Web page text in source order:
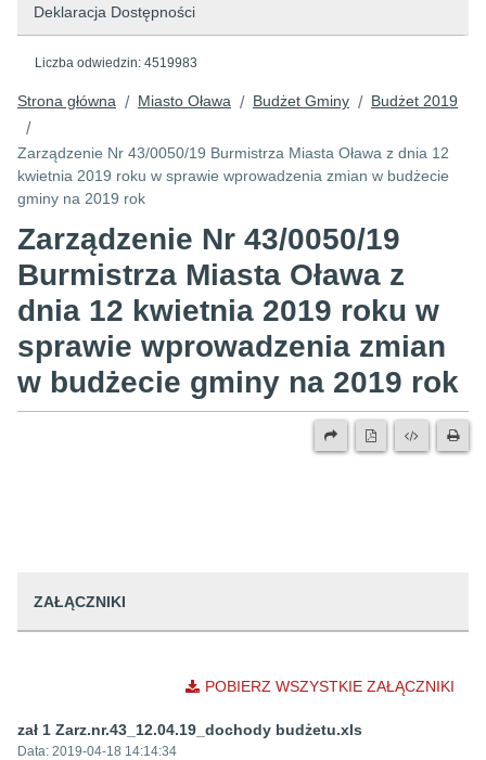
Deklaracja Dostępności
Liczba odwiedzin: 4519983
Strona główna / Miasto Oława / Budżet Gminy / Budżet 2019
/
Zarządzenie Nr 43/0050/19 Burmistrza Miasta Oława z dnia 12
kwietnia 2019 roku w sprawie wprowadzenia zmian w budżecie
gminy na 2019 rok
Zarządzenie Nr 43/0050/19
Burmistrza Miasta Oława z
dnia 12 kwietnia 2019 roku w
sprawie wprowadzenia zmian
w budżecie gminy na 2019 rok
ZAŁĄCZNIKI
POBIERZ WSZYSTKIE ZAŁĄCZNIKI
zał 1 Zarz.nr.43_12.04.19_dochody budżetu.xls
Data: 2019-04-18 14:14:34